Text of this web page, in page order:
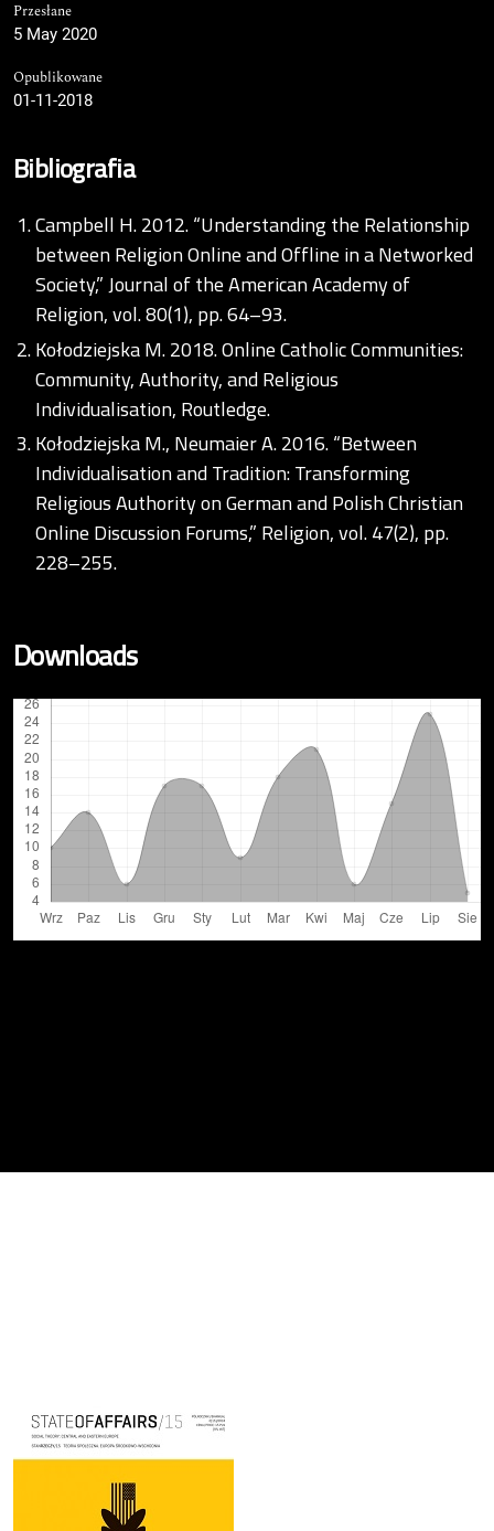
Przesłane
5 May 2020
Opublikowane
01-11-2018
Bibliografia
Campbell H. 2012. “Understanding the Relationship
between Religion Online and Offline in a Networked
Society,” Journal of the American Academy of
Religion, vol. 80(1), pp. 64–93.
Kołodziejska M. 2018. Online Catholic Communities:
Community, Authority, and Religious
Individualisation, Routledge.
Kołodziejska M., Neumaier A. 2016. “Between
Individualisation and Tradition: Transforming
Religious Authority on German and Polish Christian
Online Discussion Forums,” Religion, vol. 47(2), pp.
228–255.
Downloads
Cover image